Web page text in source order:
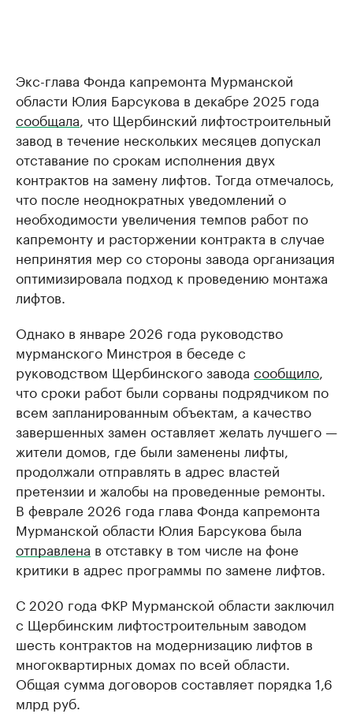
Экс-глава Фонда капремонта Мурманской
области Юлия Барсукова в декабре 2025 года
сообщала, что Щербинский лифтостроительный
завод в течение нескольких месяцев допускал
отставание по срокам исполнения двух
контрактов на замену лифтов. Тогда отмечалось,
что после неоднократных уведомлений о
необходимости увеличения темпов работ по
капремонту и расторжении контракта в случае
непринятия мер со стороны завода организация
оптимизировала подход к проведению монтажа
лифтов.
Однако в январе 2026 года руководство
мурманского Минстроя в беседе с
руководством Щербинского завода сообщило,
что сроки работ были сорваны подрядчиком по
всем запланированным объектам, а качество
завершенных замен оставляет желать лучшего —
жители домов, где были заменены лифты,
продолжали отправлять в адрес властей
претензии и жалобы на проведенные ремонты.
В феврале 2026 года глава Фонда капремонта
Мурманской области Юлия Барсукова была
отправлена в отставку в том числе на фоне
критики в адрес программы по замене лифтов.
С 2020 года ФКР Мурманской области заключил
с Щербинским лифтостроительным заводом
шесть контрактов на модернизацию лифтов в
многоквартирных домах по всей области.
Общая сумма договоров составляет порядка 1,6
млрд руб.